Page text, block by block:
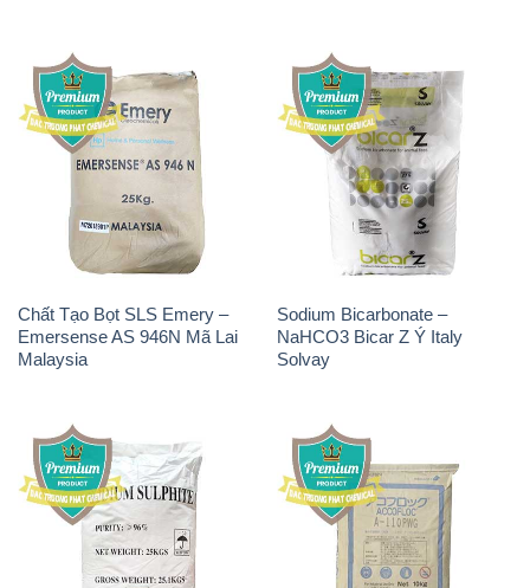
Chất Tạo Bọt SLS Emery –
Emersense AS 946N Mã Lai
Malaysia
Sodium Bicarbonate –
NaHCO3 Bicar Z Ý Italy
Solvay